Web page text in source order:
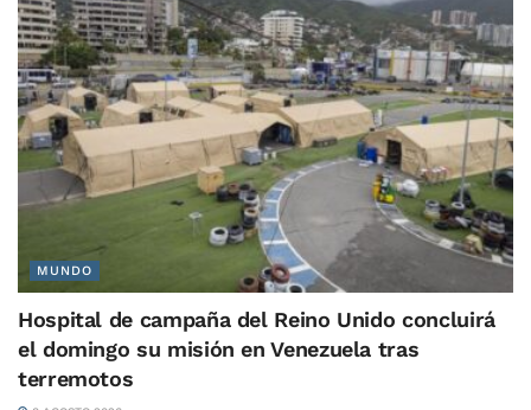
MUNDO
Hospital de campaña del Reino Unido concluirá
el domingo su misión en Venezuela tras
terremotos